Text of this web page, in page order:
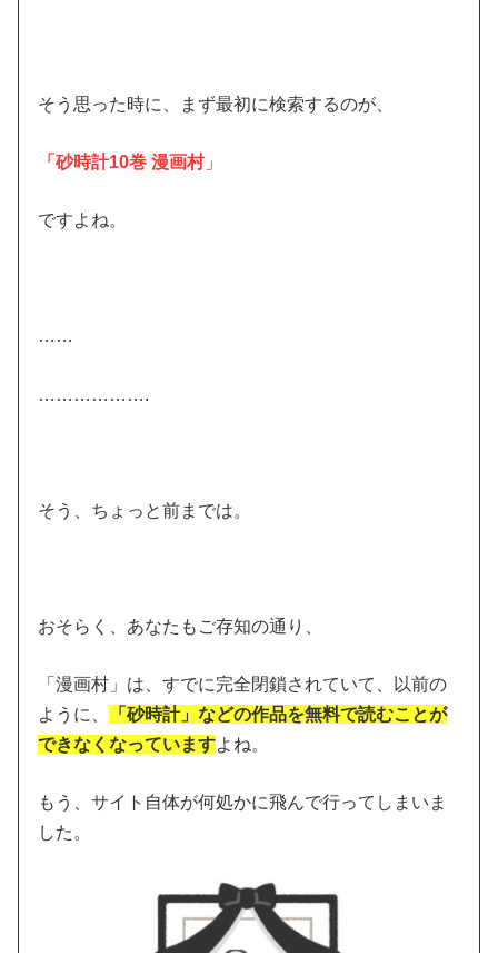
そう思った時に、まず最初に検索するのが、
「砂時計10巻 漫画村」
ですよね。
……
……………….
そう、ちょっと前までは。
おそらく、あなたもご存知の通り、
「漫画村」は、すでに完全閉鎖されていて、以前の
ように、
「砂時計」などの作品を無料で読むことが
できなくなっていますよね。
もう、サイト自体が何処かに飛んで行ってしまいま
した。